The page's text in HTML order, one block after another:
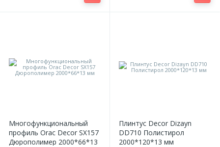
Многофункциональный
профиль Orac Decor SX157
Дюрополимер 2000*66*13
Плинтус Decor Dizayn
DD710 Полистирол
2000*120*13 мм